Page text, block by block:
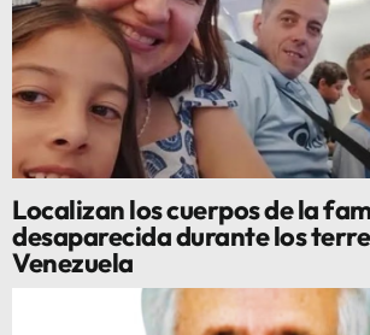
Localizan los cuerpos de la
desaparecida durante los
Venezuela